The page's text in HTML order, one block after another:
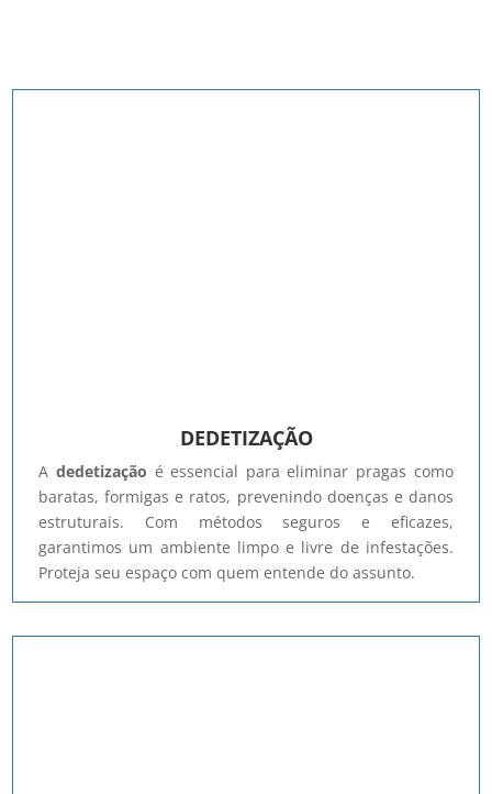
DEDETIZAÇÃO
A dedetização é essencial para eliminar pragas como
baratas, formigas e ratos, prevenindo doenças e danos
estruturais. Com métodos seguros e eficazes,
garantimos um ambiente limpo e livre de infestações.
Proteja seu espaço com quem entende do assunto.